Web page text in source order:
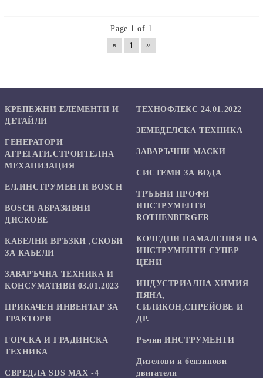
Page 1 of 1
«
1 »
КРЕПЕЖНИ ЕЛЕМЕНТИ И
ДЕТАЙЛИ
ГЕНЕРАТОРИ
АГРЕГАТИ.СТРОИТЕЛНА
МЕХАНИЗАЦИЯ
ЕЛ.ИНСТРУМЕНТИ BOSCH
BOSCH АБРАЗИВНИ
ДИСКОВЕ
КАБЕЛНИ ВРЪЗКИ ,СКОБИ
ЗА КАБЕЛИ
ЗАВАРЪЧНА ТЕХНИКА И
КОНСУМАТИВИ 03.01.2023
ПРИКАЧЕН ИНВЕНТАР ЗА
ТРАКТОРИ
ГОРСКА И ГРАДИНСКА
ТЕХНИКА
СВРЕДЛА SDS MAX -4
ТЕХНОФЛЕКС 24.01.2022
ЗЕМЕДЕЛСКА ТЕХНИКА
ЗАВАРЪЧНИ МАСКИ
СИСТЕМИ ЗА ВОДА
ТРЪБНИ ПРОФИ
ИНСТРУМЕНТИ
ROTHENBERGER
КОЛЕДНИ НАМАЛЕНИЯ НА
ИНСТРУМЕНТИ СУПЕР
ЦЕНИ
ИНДУСТРИАЛНА ХИМИЯ
ПЯНА,
СИЛИКОН,СПРЕЙОВЕ И
ДР.
Ръчни ИНСТРУМЕНТИ
Дизелови и бензинови
двигатели